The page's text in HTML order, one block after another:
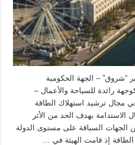
“شروق” – الجهة الحكومية
رائدة للسياحة والأعمال –
مجال ترشيد استهلاك الطاقة
الاستدامة بهدف الحد من الأثر
الجهات السباقة على مستوى الدولة
إذ قامت الهيئة في ...